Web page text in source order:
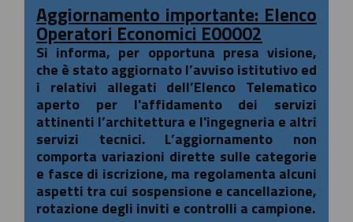
Aggiornamento importante: Elenco
Operatori Economici E00002
Si informa, per opportuna presa visione,
che è stato aggiornato l’avviso istitutivo ed
i relativi allegati dell’Elenco Telematico
aperto per l'affidamento dei servizi
attinenti l’architettura e l'ingegneria e altri
servizi tecnici. L’aggiornamento non
comporta variazioni dirette sulle categorie
e fasce di iscrizione, ma regolamenta alcuni
aspetti tra cui sospensione e cancellazione,
rotazione degli inviti e controlli a campione.